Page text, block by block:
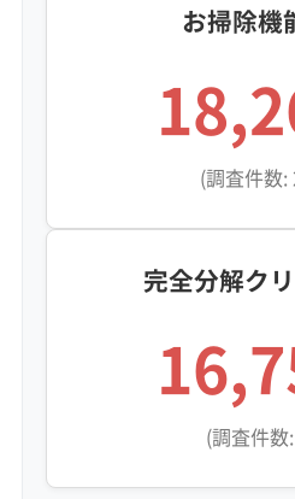
お掃除機
(調査件数:
完全分解ク
(調査件数